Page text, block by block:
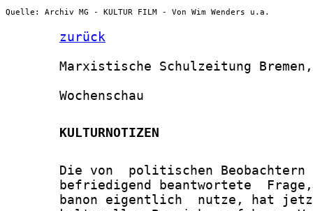
Quelle: Archiv MG - KULTUR FILM - Von Wim Wenders u.a.
zurück
Marxistische Schulzeitung
       Wochenschau
       KULTURNOTIZEN
Die von  politischen
befriedigend beantwortete
banon eigentlich  nutze, hat